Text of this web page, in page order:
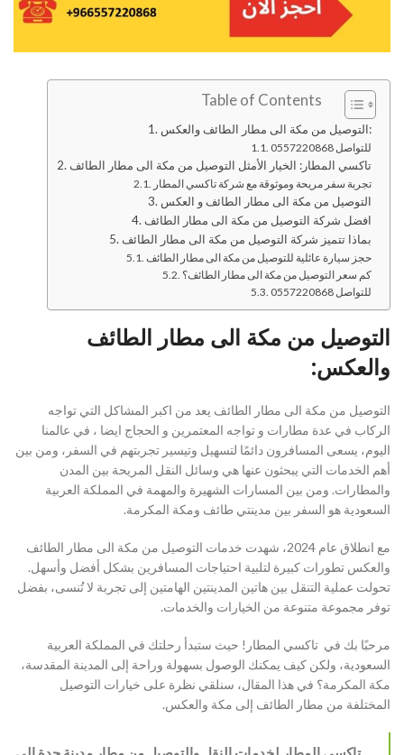
Table of Contents
التوصيل من مكة الى مطار الطائف والعكس:
للتواصل 0557220868
تاكسي المطار: الخيار الأمثل التوصيل من مكة الى مطار الطائف
تجربة سفر مريحة وموثوقة مع شركة تاكسي المطار
التوصيل من مكة الى مطار الطائف و العكس
افضل شركة التوصيل من مكة الى مطار الطائف
بماذا تتميز شركة التوصيل من مكة الى مطار الطائف
حجز سيارة عائلية للتوصيل من مكة الى مطار الطائف
كم سعر التوصيل من مكة الى مطار الطائف؟
للتواصل 0557220868
التوصيل من مكة الى مطار الطائف
والعكس:
التوصيل من مكة الى مطار الطائف يعد من اكبر المشاكل التي تواجه
الركاب في عدة مطارات و تواجه المعتمرين و الحجاج ايضا ، في عالمنا
اليوم، يسعى المسافرون دائمًا لتسهيل وتيسير تجربتهم في السفر، ومن بين
أهم الخدمات التي يبحثون عنها هي وسائل النقل المريحة بين المدن
والمطارات. ومن بين المسارات الشهيرة والمهمة في المملكة العربية
السعودية هو السفر بين مدينتي طائف ومكة المكرمة.
مع انطلاق عام 2024، شهدت خدمات التوصيل من مكة الى مطار الطائف
والعكس تطورات كبيرة لتلبية احتياجات المسافرين بشكل أفضل وأسهل.
تحولت عملية التنقل بين هاتين المدينتين الهامتين إلى تجربة لا تُنسى، بفضل
توفر مجموعة متنوعة من الخيارات والخدمات.
مرحبًا بك في تاكسي المطار! حيث ستبدأ رحلتك في المملكة العربية
السعودية، ولكن كيف يمكنك الوصول بسهولة وراحة إلى المدينة المقدسة،
مكة المكرمة؟ في هذا المقال، سنلقي نظرة على خيارات التوصيل
المختلفة من مطار الطائف إلى مكة والعكس.